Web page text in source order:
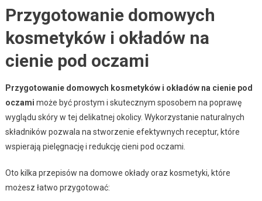
Przygotowanie domowych
kosmetyków i okładów na
cienie pod oczami
Przygotowanie domowych kosmetyków i okładów na cienie pod
oczami może być prostym i skutecznym sposobem na poprawę
wyglądu skóry w tej delikatnej okolicy. Wykorzystanie naturalnych
składników pozwala na stworzenie efektywnych receptur, które
wspierają pielęgnację i redukcję cieni pod oczami.
Oto kilka przepisów na domowe okłady oraz kosmetyki, które
możesz łatwo przygotować: